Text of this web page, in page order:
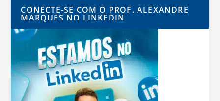
CONECTE-SE COM O PROF. ALEXANDRE
MARQUES NO LINKEDIN